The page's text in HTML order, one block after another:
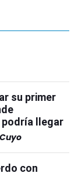
su primer
llegar
con